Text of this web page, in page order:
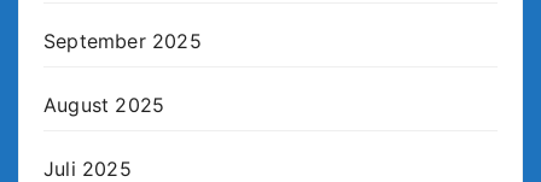
September 2025
August 2025
Juli 2025